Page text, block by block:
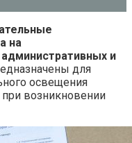
на
и
для
освещения
возникновении